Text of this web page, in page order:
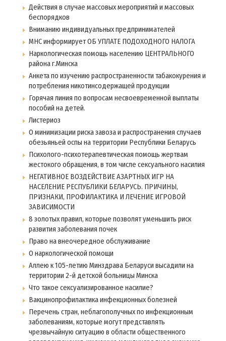
Действия в случае массовых мероприятий и массовых
беспорядков
Вниманию индивидуальных предпринимателей
МНС информирует ОБ УПЛАТЕ ПОДОХОДНОГО НАЛОГА
Наркологическая помощь населению ЦЕНТРАЛЬНОГО
района г.Минска
Анкета по изучению распространенности табакокурения и
потребления никотинсодержащей продукции
Горячая линия по вопросам несвоевременной выплаты
пособий на детей.
Листериоз
О минимизации риска завоза и распространения случаев
обезьяньей оспы на территории Республики Беларусь
Психолого-психотерапевтическая помощь жертвам
жестокого обращения, в том числе сексуального насилия
НЕГАТИВНОЕ ВОЗДЕЙСТВИЕ АЗАРТНЫХ ИГР НА
НАСЕЛЕНИЕ РЕСПУБЛИКИ БЕЛАРУСЬ. ПРИЧИНЫ,
ПРИЗНАКИ, ПРОФИЛАКТИКА И ЛЕЧЕНИЕ ИГРОВОЙ
ЗАВИСИМОСТИ
8 золотых правил, которые позволят уменьшить риск
развития заболевания почек
Право на внеочередное обслуживание
О наркологической помощи
Аллею к 105-летию Минздрава Беларуси высадили на
территории 2-й детской больницы Минска
Что такое сексуализированное насилие?
Вакцинопрофилактика инфекционных болезней
Перечень стран, неблагополучных по инфекционным
заболеваниям, которые могут представлять
чрезвычайную ситуацию в области общественного